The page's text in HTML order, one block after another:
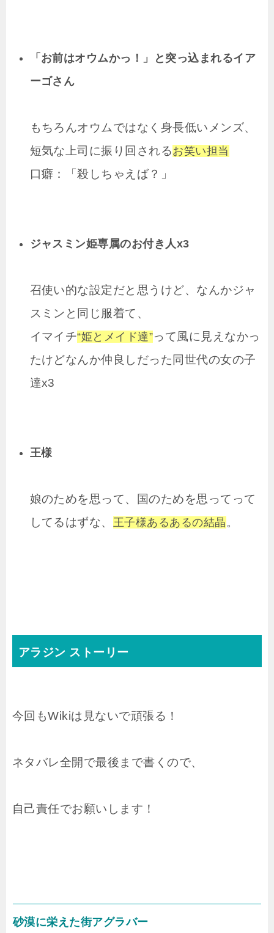
「お前はオウムかっ！」と突っ込まれるイア
ーゴさん
もちろんオウムではなく身長低いメンズ、
短気な上司に振り回されるお笑い担当
口癖：「殺しちゃえば？」
ジャスミン姫専属のお付き人x3
召使い的な設定だと思うけど、なんかジャ
スミンと同じ服着て、
イマイチ“姫とメイド達”って風に見えなかっ
たけどなんか仲良しだった同世代の女の子
達x3
王様
娘のためを思って、国のためを思ってって
してるはずな、 王子様あるあるの結晶 。
アラジン ストーリー
今回もWikiは見ないで頑張る！
ネタバレ全開で最後まで書くので、
自己責任でお願いします！
砂漠に栄えた街アグラバー